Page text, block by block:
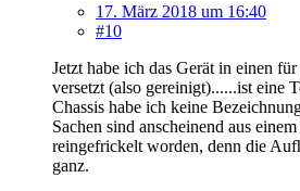
17. März 2018 um 16:40
#10
Jetzt habe ich das Gerät in einen
versetzt (also gereinigt)......ist eine
Chassis habe ich keine
Sachen sind anscheinend aus
reingefrickelt worden, denn die
ganz.